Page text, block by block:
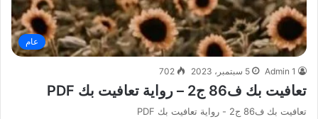
عام
Admin 1 5 سبتمبر، 2023 702
تعافيت بك ف86 ج2 – رواية تعافيت بك PDF
تعافيت بك ف86 ج2 - رواية تعافيت بك PDF